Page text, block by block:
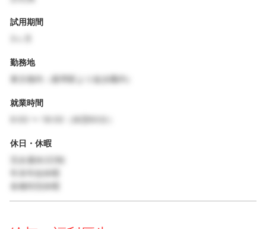
試用期間
勤務地
東京都内（最寄駅より徒歩圏内）
就業時間
9:00 〜 18:00（休憩60分）
休日・休暇
完全週休2日制
年末年始休暇
各種特別休暇